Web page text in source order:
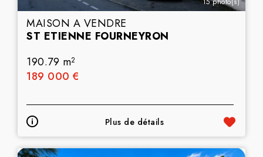
MAISON A VENDRE
ST ETIENNE FOURNEYRON
190.79 m2
189 000 €
Plus de détails